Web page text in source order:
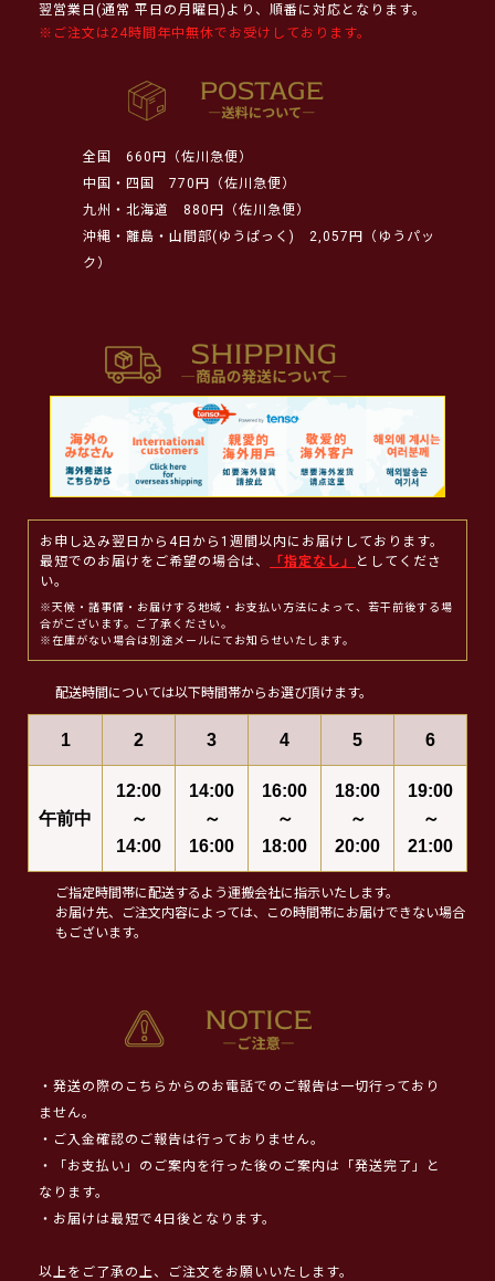
翌営業日(通常 平日の月曜日)より、順番に対応となります。
※ご注文は24時間年中無休でお受けしております。
全国
660円（佐川急便）
中国・四国
770円（佐川急便）
九州・北海道
880円（佐川急便）
沖縄・離島・山間部(ゆうぱっく)
2,057円（ゆうパッ
ク）
お申し込み翌日から4日から1週間以内にお届けしております。
最短でのお届けをご希望の場合は、
「指定なし」
としてくださ
い。
※天候・諸事情・お届けする地域・お支払い方法によって、若干前後する場
合がございます。ご了承ください。
※在庫がない場合は別途メールにてお知らせいたします。
配送時間については以下時間帯からお選び頂けます。
1 2 3 4 5 6
午前中
12:00
～
14:00
14:00
～
16:00
16:00
～
18:00
18:00
～
20:00
19:00
～
21:00
ご指定時間帯に配送するよう運搬会社に指示いたします。
お届け先、ご注文内容によっては、この時間帯にお届けできない場合
もございます。
・発送の際のこちらからのお電話でのご報告は一切行っており
ません。
・ご入金確認のご報告は行っておりません。
・「お支払い」のご案内を行った後のご案内は「発送完了」と
なります。
・お届けは最短で4日後となります。
以上をご了承の上、ご注文をお願いいたします。